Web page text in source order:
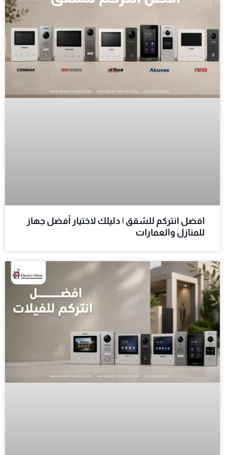
افضل انتركم للشقق | دليلك لاختيار أفضل جهاز
للمنازل والعمارات